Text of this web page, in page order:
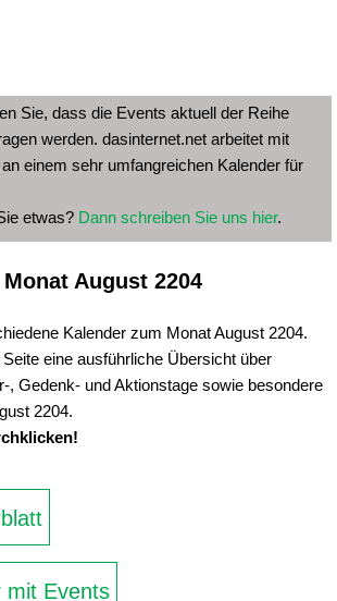
Sie, dass die Events aktuell der Reihe
werden. dasinternet.net arbeitet mit
einem sehr umfangreichen Kalender für
etwas? Dann schreiben Sie uns hier.
August 2204
Kalender zum Monat August 2204.
eine ausführliche Übersicht über
, Gedenk- und Aktionstage sowie besondere
2204.
mit Events